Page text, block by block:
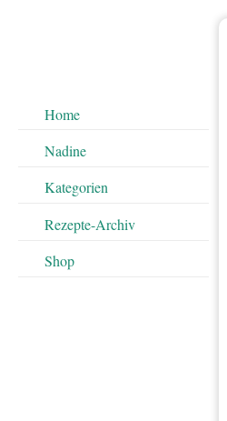
Home
Nadine
Kategorien
Rezepte-Archiv
Shop